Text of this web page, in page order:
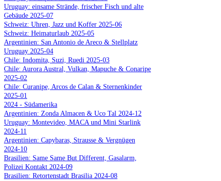
Uruguay: einsame Strände, frischer Fisch und alte
Gebäude 2025-07
Schweiz: Uhren, Jazz und Koffer 2025-06
Schweiz: Heimaturlaub 2025-05
Argentinien: San Antonio de Areco & Stellplatz
Uruguay 2025-04
Chile: Indomita, Suzi, Ruedi 2025-03
Chile: Aurora Austral, Vulkan, Mapuche & Conaripe
2025-02
Chile: Curanipe, Arcos de Calan & Sternenkinder
2025-01
2024 - Südamerika
Argentinien: Zonda Almacen & Uco Tal 2024-12
Uruguay: Montevideo, MACA und Mini Starlink
2024-11
Argentinien: Capybaras, Strausse & Vergnügen
2024-10
Brasilien: Same Same But Different, Gasalarm,
Polizei Kontakt 2024-09
Brasilien: Retortenstadt Brasilia 2024-08